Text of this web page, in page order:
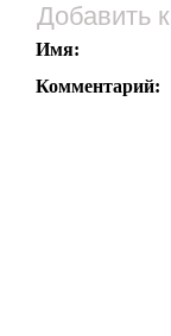
Добавить
Имя:
Комментарий: